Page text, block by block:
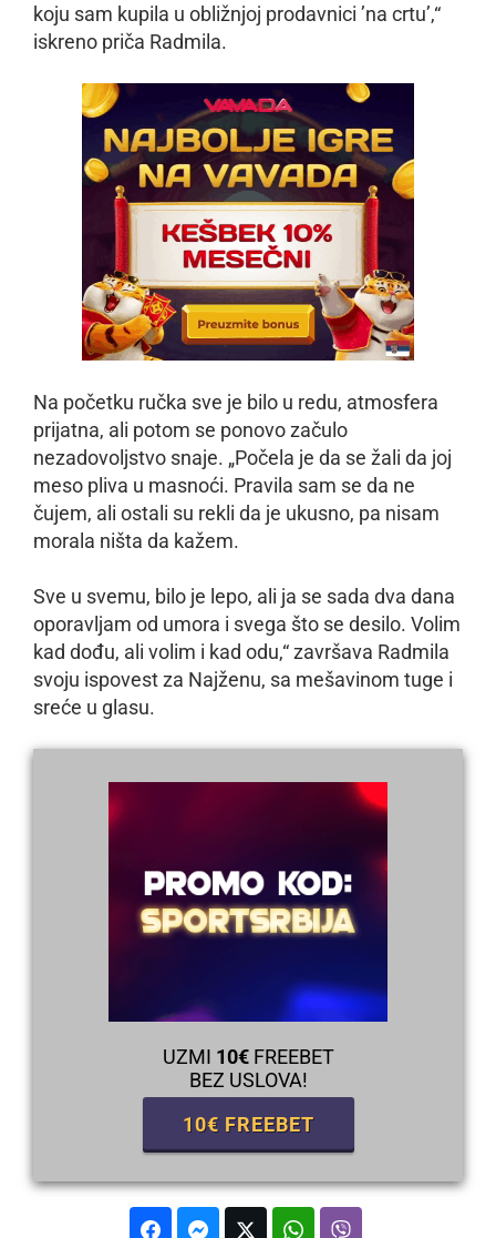
koju sam kupila u obližnjoj prodavnici ’na crtu’,“
iskreno priča Radmila.
Na početku ručka sve je bilo u redu, atmosfera
prijatna, ali potom se ponovo začulo
nezadovoljstvo snaje. „Počela je da se žali da joj
meso pliva u masnoći. Pravila sam se da ne
čujem, ali ostali su rekli da je ukusno, pa nisam
morala ništa da kažem.
Sve u svemu, bilo je lepo, ali ja se sada dva dana
oporavljam od umora i svega što se desilo. Volim
kad dođu, ali volim i kad odu,“ završava Radmila
svoju ispovest za Najženu, sa mešavinom tuge i
sreće u glasu.
UZMI 10€FREEBET
BEZ USLOVA!
10€ FREEBET